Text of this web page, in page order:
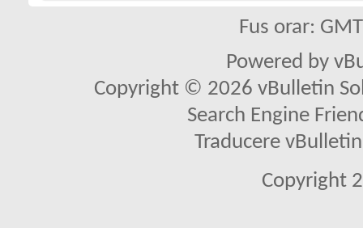
Fus orar:
Powered by
Copyright © 2026 vBulletin
Search Engine
Traducere
Copyright